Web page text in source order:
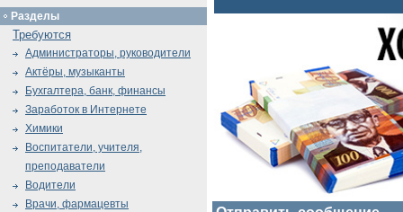
Разделы
Требуются
Администраторы, руководители
Актёры, музыканты
Бухгалтера, банк, финансы
Заработок в Интернете
Химики
Воспитатели, учителя,
преподаватели
Водители
Врачи, фармацевты